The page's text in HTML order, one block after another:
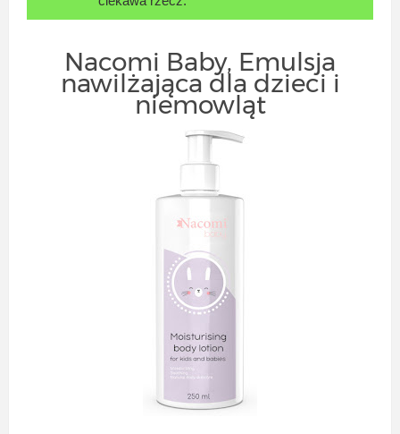
Nacomi Baby, Emulsja
nawilżająca dla dzieci i
niemowląt